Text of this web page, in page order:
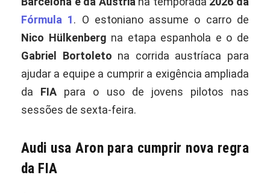
Fórmula 1. O estoniano assume o carro de
Nico Hülkenberg na etapa espanhola e o de
Gabriel Bortoleto na corrida austríaca para
ajudar a equipe a cumprir a exigência ampliada
da FIA para o uso de jovens pilotos nas
sessões de sexta-feira.
Audi usa Aron para cumprir nova regra
da FIA